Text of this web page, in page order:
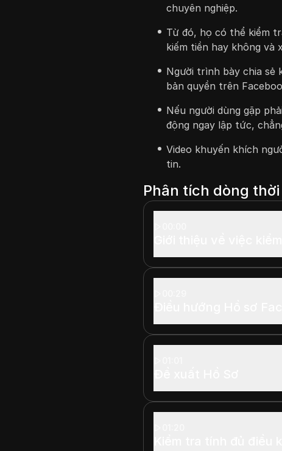
chuyên nghiệp.
Từ đó, họ có thể kiểm
kiếm tiền hay không và
Người trình bày chia sẻ
bản quyền trên
Nếu người dùng gặp
động ngay lập tức,
Video khuyến khích
tin.
Phân tích dòng thời